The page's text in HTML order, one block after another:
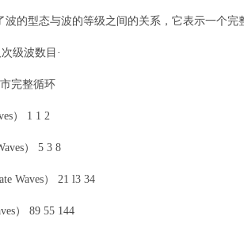
波的型态与波的等级之间的关系，它表示一个
级波数目·
完整循环
） 1 1 2
） 5 3 8
Waves） 21 l3 34
） 89 55 144